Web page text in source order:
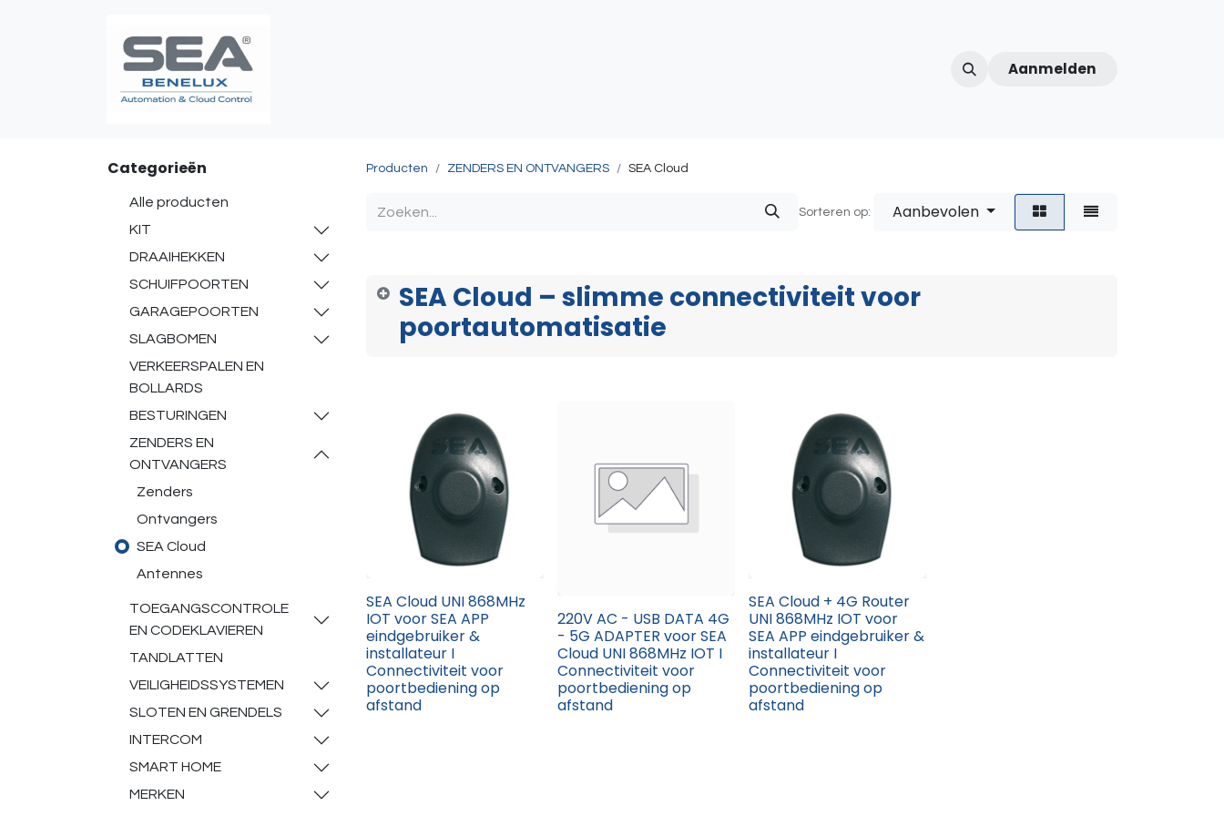
Over ons Afspraak
Aanmelden
Categorieën
Alle producten
KIT
DRAAIHEKKEN
SCHUIFPOORTEN
GARAGEPOORTEN
SLAGBOMEN
VERKEERSPALEN EN
BOLLARDS
BESTURINGEN
ZENDERS EN
ONTVANGERS
Zenders
Ontvangers
SEA Cloud
Antennes
TOEGANGSCONTROLE
EN CODEKLAVIEREN
TANDLATTEN
VEILIGHEIDSSYSTEMEN
SLOTEN EN GRENDELS
INTERCOM
SMART HOME
MERKEN
Producten ZENDERS EN ONTVANGERS SEA Cloud
Sorteren op: Aanbevolen
SEA Cloud – slimme connectiviteit voor
poortautomatisatie
SEA Cloud UNI 868MHz
IOT voor SEA APP
eindgebruiker &
installateur I
Connectiviteit voor
poortbediening op
afstand
220V AC - USB DATA 4G
- 5G ADAPTER voor SEA
Cloud UNI 868MHz IOT I
Connectiviteit voor
poortbediening op
afstand
SEA Cloud + 4G Router
UNI 868MHz IOT voor
SEA APP eindgebruiker &
installateur I
Connectiviteit voor
poortbediening op
afstand